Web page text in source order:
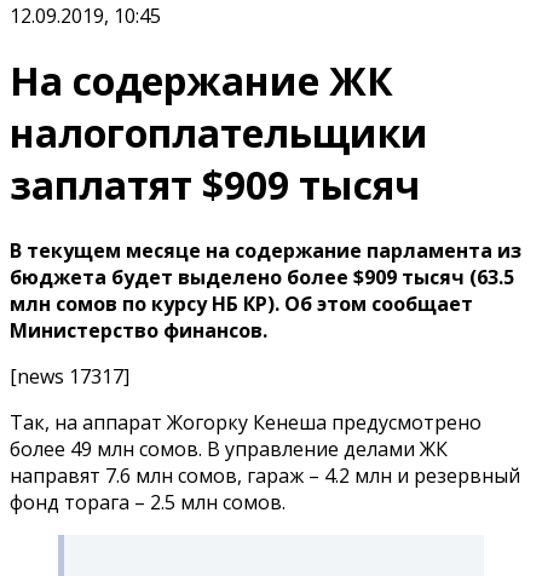
12.09.2019, 10:45
На содержание ЖК
налогоплательщики
заплатят $909 тысяч
В текущем месяце на содержание парламента из
бюджета будет выделено более $909 тысяч (63.5
млн сомов по курсу НБ КР). Об этом сообщает
Министерство финансов.
[news 17317]
Так, на аппарат Жогорку Кенеша предусмотрено
более 49 млн сомов. В управление делами ЖК
направят 7.6 млн сомов, гараж – 4.2 млн и резервный
фонд торага – 2.5 млн сомов.